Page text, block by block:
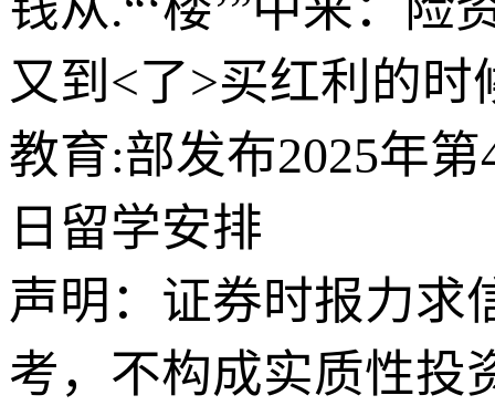
又到<了>买红利的时
教育:部发布2025年
日留学安排
声明：证券时报力求
考，不构成实质性投